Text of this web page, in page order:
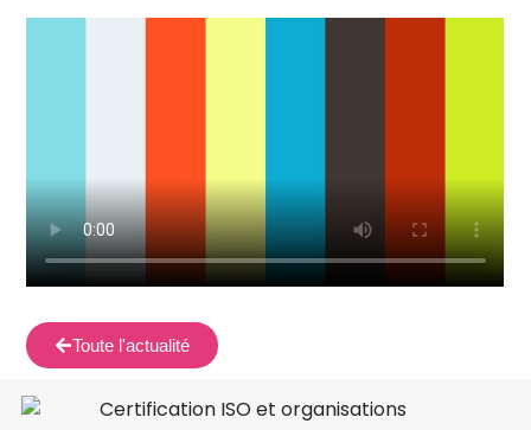
Toute l'actualité